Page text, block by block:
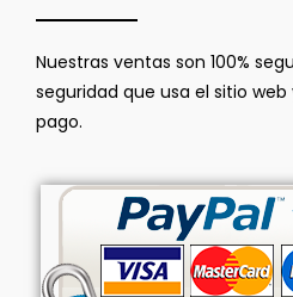
Nuestras ventas son 100%
seguridad que usa el sitio
pago.